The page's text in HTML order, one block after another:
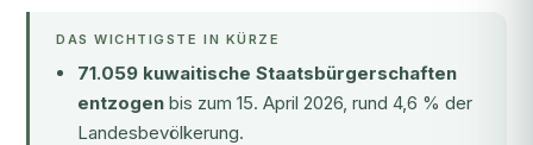
DAS WICHTIGSTE IN KÜRZE
71.059 kuwaitische Staatsbürgerschaften
entzogen bis zum 15. April 2026, rund 4,6 % der
Landesbevölkerung.